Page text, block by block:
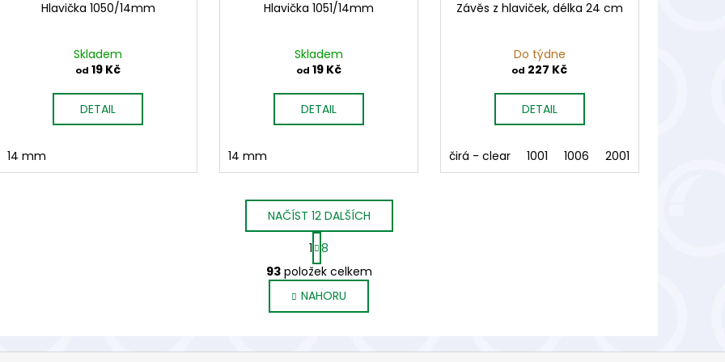
Hlavička 1050/14mm
Skladem
od 19 Kč
DETAIL
14 mm
Hlavička 1051/14mm
Skladem
od 19 Kč
DETAIL
14 mm
Závěs z hlaviček, délka 24 cm
Do týdne
od 227 Kč
DETAIL
čirá - clear 1001 1006 2001
O
v
l
á
a
NAČÍST 12 DALŠÍCH
S
t
r
á
n
k
1 8
93položek celkem
NAHORU